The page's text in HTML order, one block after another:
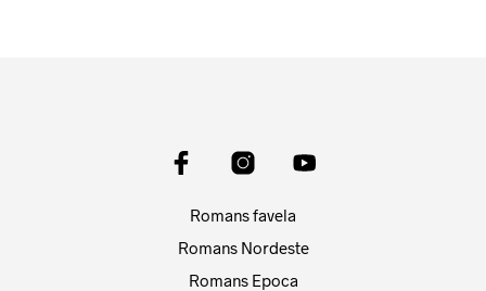
Romans favela
Romans Nordeste
Romans Epoca